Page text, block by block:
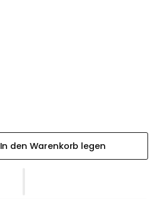
In den Warenkorb legen